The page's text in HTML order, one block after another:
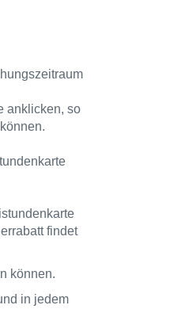
anklicken, so
findet
können.
in jedem